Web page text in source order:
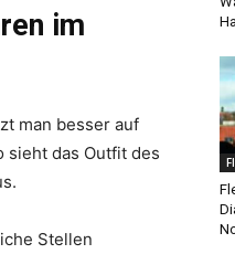
im
man besser auf
sieht das Outfit des
Stellen